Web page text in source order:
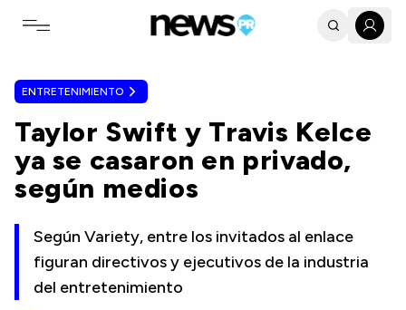
Toggle navigation menu
ENTRETENIMIENTO
Taylor Swift y Travis Kelce
ya se casaron en privado,
según medios
Según Variety, entre los invitados al enlace
figuran directivos y ejecutivos de la industria
del entretenimiento